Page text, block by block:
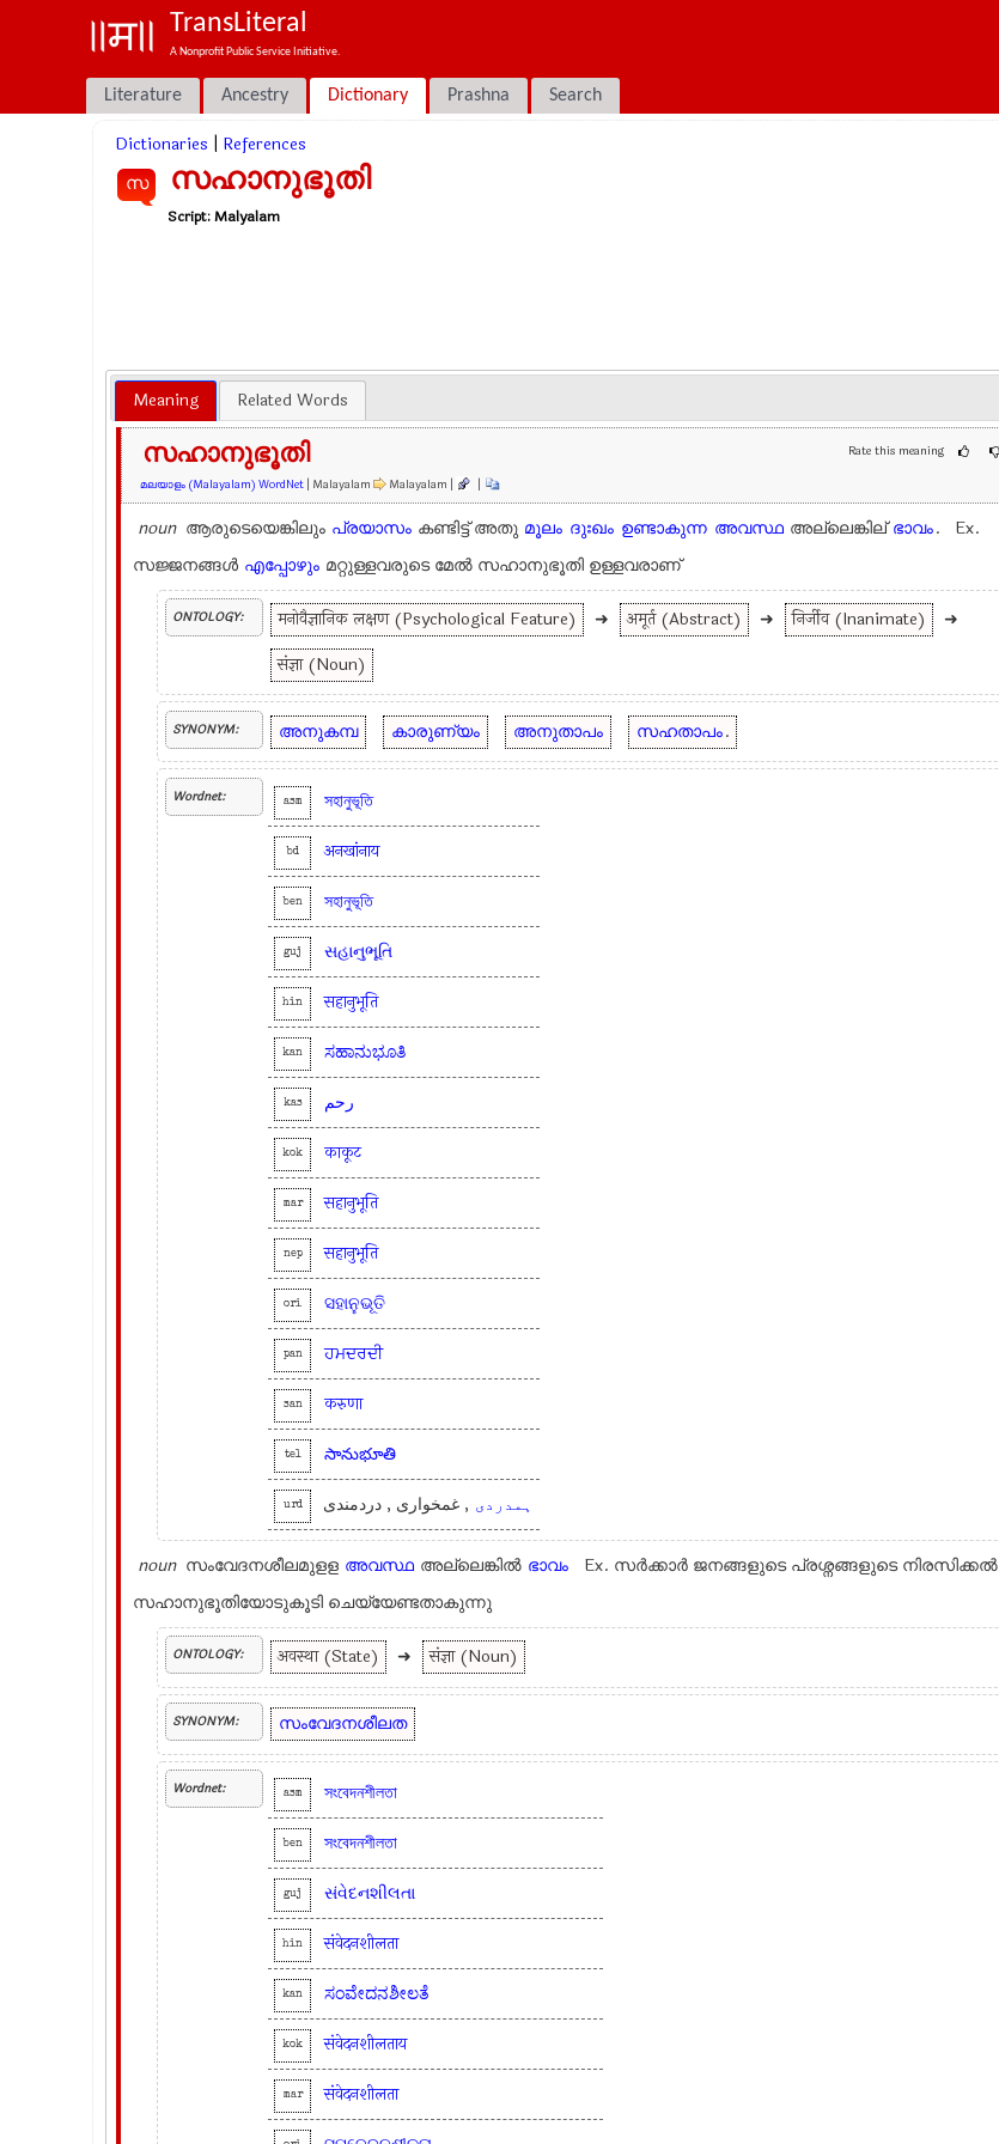
TransLiteral
A Nonprofit Public Service Initiative.
Literature Ancestry Dictionary Prashna Search
Dictionaries References
സ സഹാനുഭൂതി
Script:Malyalam
Meaning Related Words
Rate this meaning
സഹാനുഭൂതി
മലയാളം (Malayalam) WordNet| Malayalam Malayalam | |
noun ആരുടെയെങ്കിലും പ്രയാസം കണ്ടിട്ട്‌ അതു മൂലം ദുഃഖം ഉണ്ടാകുന്ന അവസ്ഥ അല്ലെങ്കില്ഭാവം. Ex.
സജ്ജനങ്ങള്‍ എപ്പോഴും മറ്റുള്ളവരുടെ മേല്‍ സഹാനുഭൂതി ഉള്ളവരാണ്
ONTOLOGY: मनोवैज्ञानिक लक्षण (Psychological Feature) ➜ अमूर्त (Abstract) ➜ निर्जीव (Inanimate)
➜
संज्ञा (Noun)
SYNONYM: അനുകമ്പ കാരുണ്യം അനുതാപം സഹതാപം.
Wordnet: asm সহানুভূতি
bd अनखांनाय
ben সহানুভূতি
guj સહાનુભૂતિ
hin सहानुभूति
kan ಸಹಾನುಭೂತಿ
kas رحم
kok काकूट
mar सहानुभूति
nep सहानुभूति
ori ସହାନୁଭୂତି
pan ਹਮਦਰਦੀ
san करुणा
tel సానుభూతి
urd ہمدردی , غمخواری , دردمندی
noun സംവേദനശീലമുളള അവസ്ഥ അല്ലെങ്കില്‍ ഭാവം Ex. സർക്കാര്‍ ജനങ്ങളുടെ പ്രശ്നങ്ങളുടെ നിരസിക്കല്‍
സഹാനുഭൂതിയോടുകൂടി ചെയ്യേണ്ടതാകുന്നു
ONTOLOGY: अवस्था (State) ➜ संज्ञा (Noun)
SYNONYM: സംവേദനശീലത
Wordnet: asm সংবেদনশীলতা
ben সংবেদনশীলতা
guj સંવેદનશીલતા
hin संवेदनशीलता
kan ಸಂವೇದನಶೀಲತೆ
kok संवेदनशीलताय
mar संवेदनशीलता